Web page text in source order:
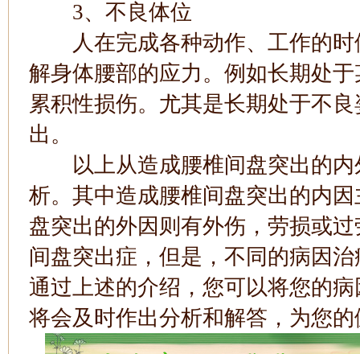
3、不良体位
人在完成各种动作、工作的时
解身体腰部的应力。例如长期处
累积性损伤。尤其是长期处于不
出。
以上从造成腰椎间盘突出的内
析。其中造成腰椎间盘突出的内
盘突出的外因则有外伤，劳损或
间盘突出症，但是，不同的病因
通过上述的介绍，您可以将您的
将会及时作出分析和解答，为您